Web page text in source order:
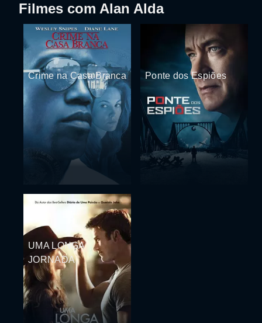
Filmes com Alan Alda
Crime na Casa Branca Ponte dos Espiões
UMA LONGA
JORNADA